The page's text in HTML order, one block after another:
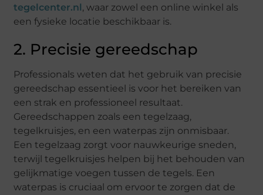
tegelcenter.nl , waar zowel een online winkel als
een fysieke locatie beschikbaar is.
2. Precisie gereedschap
Professionals weten dat het gebruik van precisie
gereedschap essentieel is voor het bereiken van
een strak en professioneel resultaat.
Gereedschappen zoals een tegelzaag,
tegelkruisjes, en een waterpas zijn onmisbaar.
Een tegelzaag zorgt voor nauwkeurige sneden,
terwijl tegelkruisjes helpen bij het behouden van
gelijkmatige voegen tussen de tegels. Een
waterpas is cruciaal om ervoor te zorgen dat de